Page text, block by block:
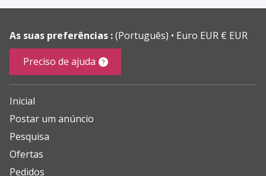
As suas preferências :(Português)
Euro EUR € EUR
Preciso de ajuda
Inicial
Postar um anúncio
Pesquisa
Ofertas
Pedidos